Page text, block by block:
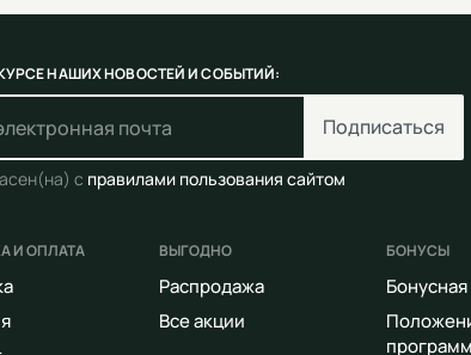
НАШИХ НОВОСТЕЙ И СОБЫТИЙ:
Подписаться
с правилами пользования сайтом
И ОПЛАТА ВЫГОДНО
Распродажа
Все акции
БОНУСЫ